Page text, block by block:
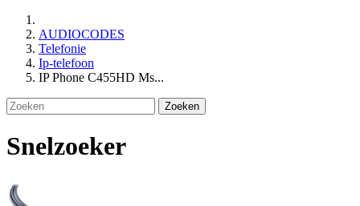
AUDIOCODES
Telefonie
Ip-telefoon
IP Phone C455HD Ms...
Zoeken
Snelzoeker